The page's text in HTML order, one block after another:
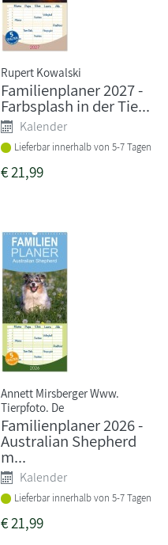
Rupert Kowalski
Familienplaner 2027 -
Farbsplash in der Tie...
Kalender
Lieferbar innerhalb von 5-7 Tagen
€21,99
Annett Mirsberger Www.
Tierpfoto. De
Familienplaner 2026 -
Australian Shepherd
m...
Kalender
Lieferbar innerhalb von 5-7 Tagen
€21,99